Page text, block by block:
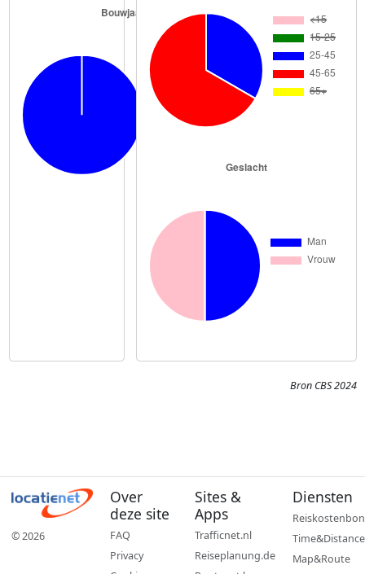
Bron CBS 2024
© 2026
Over
deze site
FAQ
Privacy
Sites &
Apps
Trafficnet.nl
Reiseplanung.de
Diensten
Reiskostenbon
Time&Distance
Map&Route